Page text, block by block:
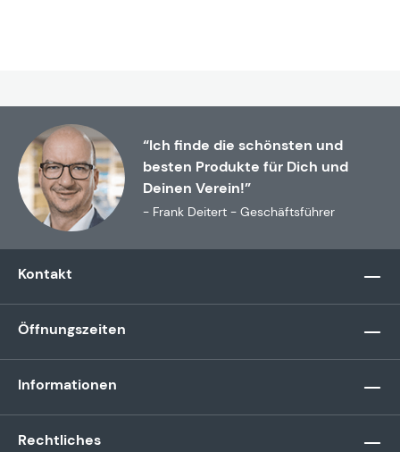
“Ich finde die schönsten und
besten Produkte für Dich und
Deinen Verein!”
- Frank Deitert - Geschäftsführer
Kontakt
Öffnungszeiten
Informationen
Rechtliches